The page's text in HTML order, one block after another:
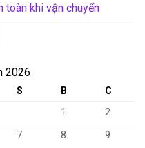
toàn khi vận chuyển
2026
S B
C
1
2
7 8
9